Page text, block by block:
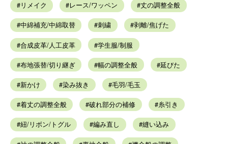
リメイク レース/ワッペン 丈の調整全般
中綿補充/中綿取替 刺繍 剥離/焦げた
合成皮革/人工皮革 学生服/制服
布地張替/切り継ぎ 幅の調整全般 延びた
新かけ 染み抜き 毛羽/毛玉
着丈の調整全般 破れ部分の補修 糸引き
紐/リボン/トグル 編み直し 縫い込み